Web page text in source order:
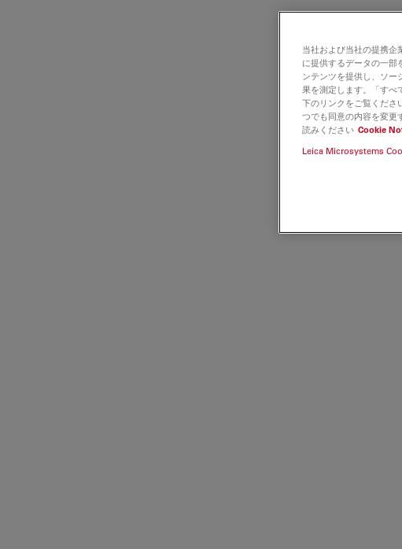
当社および当社の提携企
に提供するデータの一部
ンテンツを提供し、ソー
果を測定します。「すべ
下のリンクをご覧くださ
つでも同意の内容を変更
読みください Cookie
Leica Microsystems